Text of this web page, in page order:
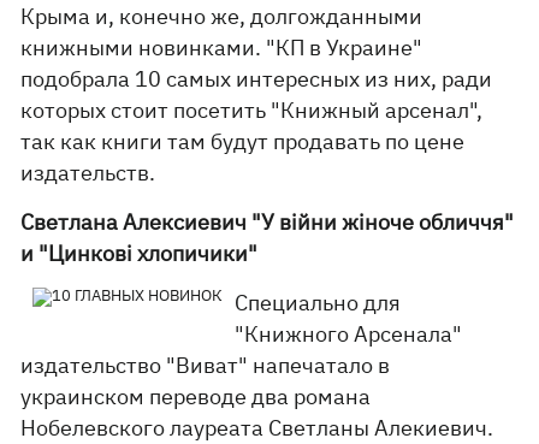
Крыма и, конечно же, долгожданными
книжными новинками. "КП в Украине"
подобрала 10 самых интересных из них, ради
которых стоит посетить "Книжный арсенал",
так как книги там будут продавать по цене
издательств.
Светлана Алексиевич "У війни жіноче обличчя"
и "Цинкові хлопичики"
Специально для
"Книжного Арсенала"
издательство "Виват" напечатало в
украинском переводе два романа
Нобелевского лауреата Светланы Алекиевич.